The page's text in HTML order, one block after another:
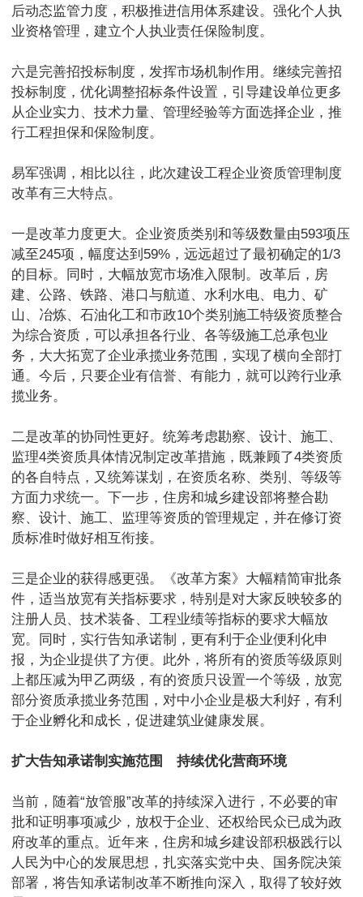
后动态监管力度，积极推进信用体系建设。强化个人执
业资格管理，建立个人执业责任保险制度。
六是完善招投标制度，发挥市场机制作用。继续完善招
投标制度，优化调整招标条件设置，引导建设单位更多
从企业实力、技术力量、管理经验等方面选择企业，推
行工程担保和保险制度。
易军强调，相比以往，此次建设工程企业资质管理制度
改革有三大特点。
一是改革力度更大。企业资质类别和等级数量由593项压
减至245项，幅度达到59%，远远超过了最初确定的1/3
的目标。同时，大幅放宽市场准入限制。改革后，房
建、公路、铁路、港口与航道、水利水电、电力、矿
山、冶炼、石油化工和市政10个类别施工特级资质整合
为综合资质，可以承担各行业、各等级施工总承包业
务，大大拓宽了企业承揽业务范围，实现了横向全部打
通。今后，只要企业有信誉、有能力，就可以跨行业承
揽业务。
二是改革的协同性更好。统筹考虑勘察、设计、施工、
监理4类资质具体情况制定改革措施，既兼顾了4类资质
的各自特点，又统筹谋划，在资质名称、类别、等级等
方面力求统一。下一步，住房和城乡建设部将整合勘
察、设计、施工、监理等资质的管理规定，并在修订资
质标准时做好相互衔接。
三是企业的获得感更强。《改革方案》大幅精简审批条
件，适当放宽有关指标要求，特别是对大家反映较多的
注册人员、技术装备、工程业绩等指标的要求大幅放
宽。同时，实行告知承诺制，更有利于企业便利化申
报，为企业提供了方便。此外，将所有的资质等级原则
上都压减为甲乙两级，有的资质只设置一个等级，放宽
部分资质承揽业务范围，对中小企业是极大利好，有利
于企业孵化和成长，促进建筑业健康发展。
扩大告知承诺制实施范围 持续优化营商环境
当前，随着“放管服”改革的持续深入进行，不必要的审
批和证明事项减少，放权于企业、还权给民众已成为政
府改革的重点。近年来，住房和城乡建设部积极践行以
人民为中心的发展思想，扎实落实党中央、国务院决策
部署，将告知承诺制改革不断推向深入，取得了较好效